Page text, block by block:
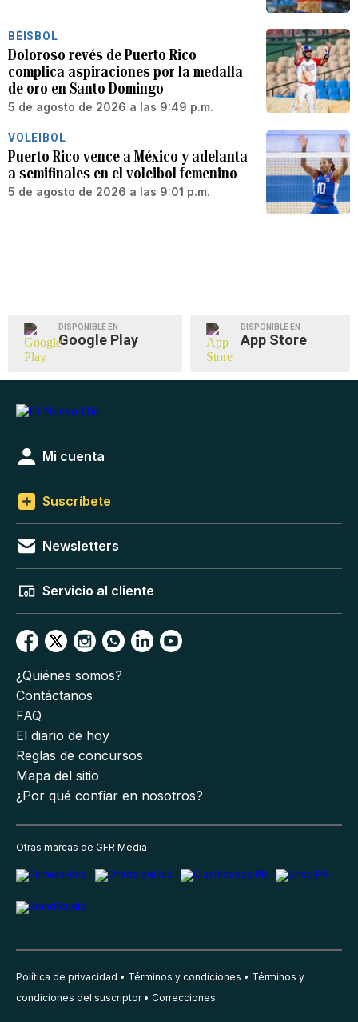
BÉISBOL
Doloroso revés de Puerto Rico
complica aspiraciones por la medalla
de oro en Santo Domingo
5 de agosto de 2026 a las 9:49 p.m.
VOLEIBOL
Puerto Rico vence a México y adelanta
a semifinales en el voleibol femenino
5 de agosto de 2026 a las 9:01 p.m.
DISPONIBLE EN
Google Play
DISPONIBLE EN
App Store
Mi cuenta
Suscríbete
Newsletters
Servicio al cliente
¿Quiénes somos?
Contáctanos
FAQ
El diario de hoy
Reglas de concursos
Mapa del sitio
¿Por qué confiar en nosotros?
Otras marcas de GFR Media
Política de privacidad Términos y condiciones
Términos y
condiciones del suscriptor
Correcciones